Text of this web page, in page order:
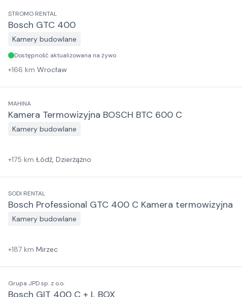
STROMO RENTAL
Bosch GTC 400
Kamery budowlane
Dostępność aktualizowana na żywo
+166 km Wrocław
MAHINA
Kamera Termowizyjna BOSCH BTC 600 C
Kamery budowlane
+175 km Łódź, Dzierżążno
SODI RENTAL
Bosch Professional GTC 400 C Kamera termowizyjna
Kamery budowlane
+187 km Mirzec
Grupa JPD sp. z o.o.
Bosch GIT 400 C + L BOX